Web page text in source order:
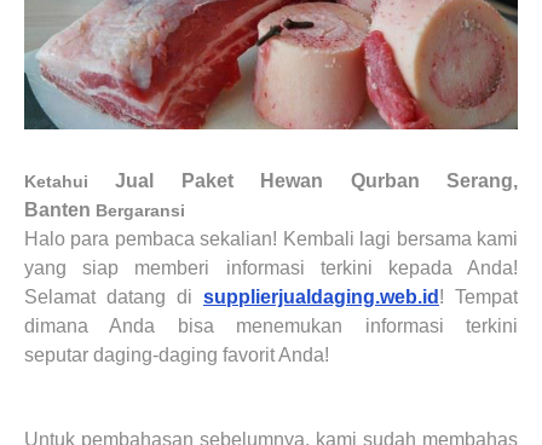
KetahuiJual Paket Hewan Qurban Serang,
Banten Bergaransi
Halo para pembaca sekalian! Kembali lagi bersama kami
yang siap memberi informasi terkini kepada Anda!
Selamat datang di supplierjualdaging.web.id ! Tempat
dimana Anda bisa menemukan informasi terkini
seputar daging-daging favorit Anda!
Untuk pembahasan sebelumnya, kami sudah membahas